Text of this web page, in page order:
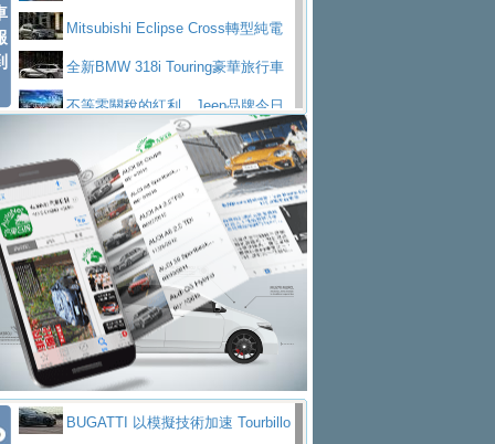
ptain Seat
EV
技的座駕! Ford Territory中型油電休旅
SO Super Great今日在台登場，結合先進安
ntis四品牌經銷權，全新多品牌旗艦展示中
心開幕啟用
屏東特搜大隊再添新利器 SITRAK
救助器材車買氣不衰、SUZUKI經銷商勇於開啟
全新大店，新北都鈴木占地500坪土城旗艦
展示中心開幕
2025第七屆ISUZU運轉職人挑戰賽
熱血登場 展現極致車技與專業職人精神
H2GP世界總決賽圓滿落幕 台灣團
隊表現精彩淨零減碳指標性應用 純電動水泥預
拌車 消防車除了滅火裝備還需要什麼？
一探SITRAK “準” 消防車的究竟
大益金龍初試啼聲，汽柴油5噸貨車
不是對手正宗年鑑2025年全球自動車年鑑1月
下旬問世！2024第六屆ISUZU運轉職人挑戰賽
付至少得等一年以上
Mitsubishi Eclipse Cross轉型純電
休旅 87kWh電池續航超過600公里
全新BMW 318i Touring豪華旅行車
全台限量200台 進化現型
不等零關稅的紅利，Jeep品牌今日
Volvo EX60 即將叩關，靜肅性、底
盤與數位介面搶先揭露
Audi Q9 將於 2026 年底上市 旗艦
大型 SUV 鎖定七人座豪華市場
BMW攜手漫威電影【蜘蛛人：重生
日】 Skoda 發表全新 Peaq 內裝：七人
座純電旗艦 SUV，行李廂最大可達 935 公
升
全新純電 Mercedes-Benz C 400 4
MATIC Electric 登場
奢華與科技大躍進，MAZDA全新3
代CX-5全方位進化提前亮相並展開預售94.9
萬起
馬自達公布 2027 年式 MX-5 更
新，新增 Yakudo 特別版
Skoda Peaq 發表全新電動動力系
BUGATTI 以模擬技術加速 Tourbillo